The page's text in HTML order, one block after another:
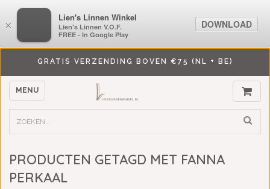
GRATIS VERZENDING BOVEN €75 (NL + BE)
MENU
PRODUCTEN GETAGD MET FANNA
PERKAAL
×
LiensLinnenwinkel.nl
Lien's Linnen V.O.F.
FREE - In Google Play
DOWNLOAD
×
Lien's Linnen Winkel
Lien's Linnen V.O.F.
FREE - In Google Play
DOWNLOAD